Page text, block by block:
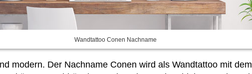
Wandtattoo Conen Nachname
modern. Der Nachname Conen wird als Wandtattoo mit